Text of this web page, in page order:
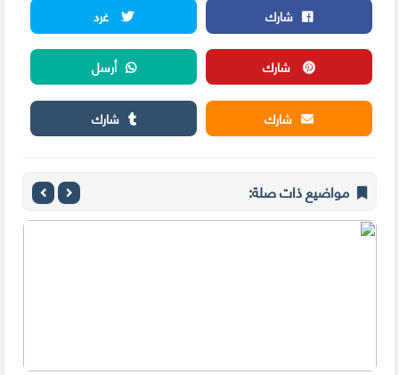
شارك
غرد
شارك
أرسل
شارك
شارك
مواضيع ذات صلة: